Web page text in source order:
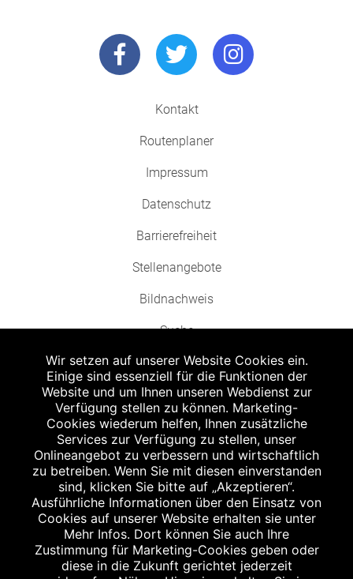
Kontakt
Routenplaner
Impressum
Datenschutz
Barrierefreiheit
Stellenangebote
Bildnachweis
Suche
Abgabe in haushaltsüblichen Mengen, solange der Vorrat reicht. Für Druck-
und Satzfehler keine Haftung.
Zu Risiken und Nebenwirkungen lesen Sie die Packungsbeilage und fragen
Sie Ihren Arzt oder Apotheker.
Angabe nach der deutschen Arzneimitteltaxe Apothekenerstattungspreis
(AEP). Der AEP ist keine unverbindliche Preisempfehlung der Hersteller. Der
AEP ist ein von den Apotheken in Ansatz gebrachter Preis für rezeptfreie
Arzneimittel. Er entspricht in der Höhe dem für Apotheken verbindlichen
Abgabepreis, zu dem eine Apotheke in bestimmten Fällen (z.B. bei Kindern
unter 12 Jahren) das Produkt mit der gesetzlichen Krankenversicherung
abrechnet. Der AEP ist der allgemeine Erstattungspreis im Falle einer
Kostenübernahme durch die gesetzlichen Krankenkassen, vor Abzug eines
Wir setzen auf unserer Website Cookies ein.
Einige sind essenziell für die Funktionen der
Website und um Ihnen unseren Webdienst zur
Verfügung stellen zu können. Marketing-
Cookies wiederum helfen, Ihnen zusätzliche
Services zur Verfügung zu stellen, unser
Onlineangebot zu verbessern und wirtschaftlich
zu betreiben. Wenn Sie mit diesen einverstanden
sind, klicken Sie bitte auf „Akzeptieren“.
Ausführliche Informationen über den Einsatz von
Cookies auf unserer Website erhalten sie unter
Mehr Infos. Dort können Sie auch Ihre
Zustimmung für Marketing-Cookies geben oder
diese in die Zukunft gerichtet jederzeit